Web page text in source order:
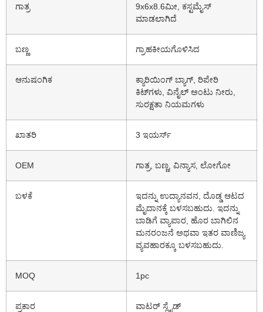
ಗಾತ್ರ
9x6x8.6ಮೀ, ಕಸ್ಟಮೈಸ್
ಮಾಡಲಾಗಿದೆ
ಬಣ್ಣ ಗ್ರಾಹಕೀಯಗೊಳಿಸಿದ
ಆನುಷಂಗಿಕ
ಕ್ಯಾರಿಯಿಂಗ್ ಬ್ಯಾಗ್, ರಿಪೇರಿ
ಕಿಟ್‌ಗಳು, ವಿನೈಲ್ ಅಂಟು ನೀರು,
ಸುರಕ್ಷತಾ ನಿಯಮಗಳು
ಖಾತರಿ 3 ಇಯರ್ಸ್
OEM ಗಾತ್ರ, ಬಣ್ಣ, ವಿನ್ಯಾಸ, ಲೋಗೋ
ಬಳಕೆ
ಇದನ್ನು ಉದ್ಯಾನವನ, ದೊಡ್ಡ ಆಟದ
ಮೈದಾನಕ್ಕೆ ಬಳಸಬಹುದು. ಇದನ್ನು
ಬಾಡಿಗೆ ವ್ಯಾಪಾರ, ಹೊರ ಬಾಗಿಲಿನ
ಮನರಂಜನೆ ಅಥವಾ ಇತರ ವಾಣಿಜ್ಯ
ವ್ಯವಹಾರಕ್ಕೂ ಬಳಸಬಹುದು.
MOQ 1pc
ಪ್ರಕಾರ ವಾಟರ್ ಸ್ಲೈಡ್